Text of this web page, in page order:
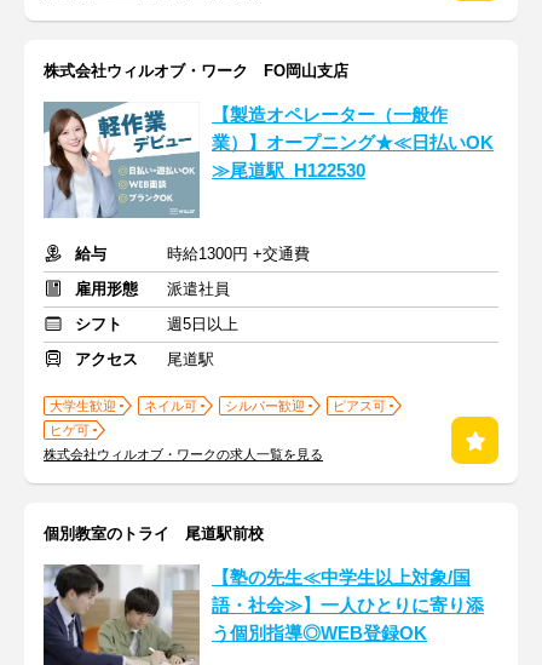
株式会社ウィルオブ・ワーク FO岡山支店
【製造オペレーター（一般作
業）】オープニング★≪日払いOK
≫尾道駅_H122530
給与
時給1300円 +交通費
雇用形態
派遣社員
シフト
週5日以上
アクセス
尾道駅
大学生歓迎 ネイル可 シルバー歓迎
ピアス可
ヒゲ可
株式会社ウィルオブ・ワークの求人一覧を見る
個別教室のトライ 尾道駅前校
【塾の先生≪中学生以上対象/国
語・社会≫】一人ひとりに寄り添
う個別指導◎WEB登録OK